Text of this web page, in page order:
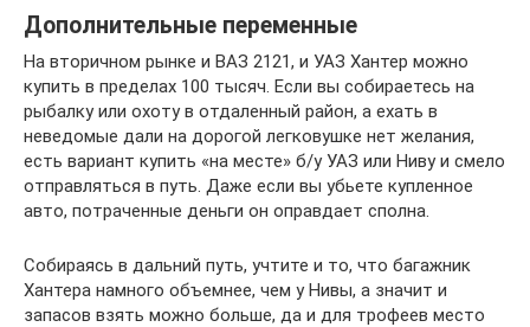
Дополнительные переменные
На вторичном рынке и ВАЗ 2121, и УАЗ Хантер можно
купить в пределах 100 тысяч. Если вы собираетесь на
рыбалку или охоту в отдаленный район, а ехать в
неведомые дали на дорогой легковушке нет желания,
есть вариант купить «на месте» б/у УАЗ или Ниву и смело
отправляться в путь. Даже если вы убьете купленное
авто, потраченные деньги он оправдает сполна.
Собираясь в дальний путь, учтите и то, что багажник
Хантера намного объемнее, чем у Нивы, а значит и
запасов взять можно больше, да и для трофеев место